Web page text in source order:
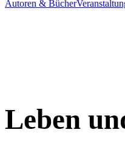
Autoren & Bücher
Leben